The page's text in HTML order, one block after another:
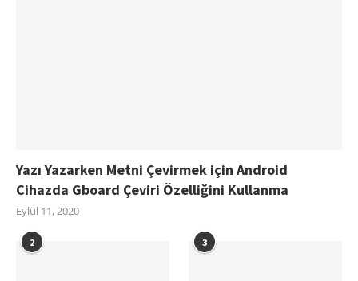
Yazı Yazarken Metni Çevirmek için Android
Cihazda Gboard Çeviri Özelliğini Kullanma
Eylül 11, 2020
2 3